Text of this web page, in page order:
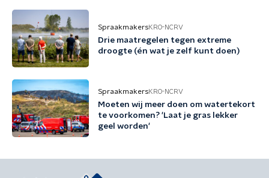
SpraakmakersKRO-NCRV
Drie maatregelen tegen extreme
droogte (én wat je zelf kunt doen)
SpraakmakersKRO-NCRV
Moeten wij meer doen om watertekort
te voorkomen? 'Laat je gras lekker
geel worden'